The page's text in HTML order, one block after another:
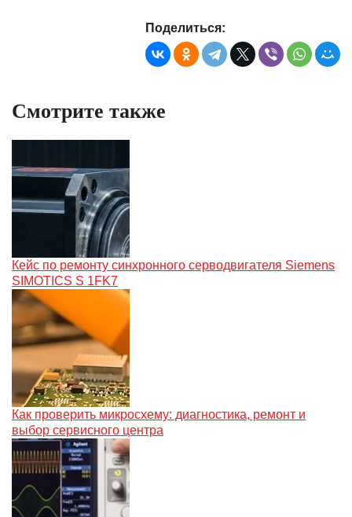
Поделиться:
Смотрите также
Кейс по ремонту синхронного серводвигателя Siemens
SIMOTICS S 1FK7
Как проверить микросхему: диагностика, ремонт и
выбор сервисного центра